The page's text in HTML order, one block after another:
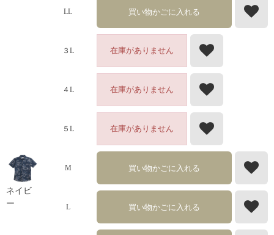
LL 買い物かごに入れる
３L 在庫がありません
４L 在庫がありません
５L 在庫がありません
ネイビ
ー
M 買い物かごに入れる
L 買い物かごに入れる